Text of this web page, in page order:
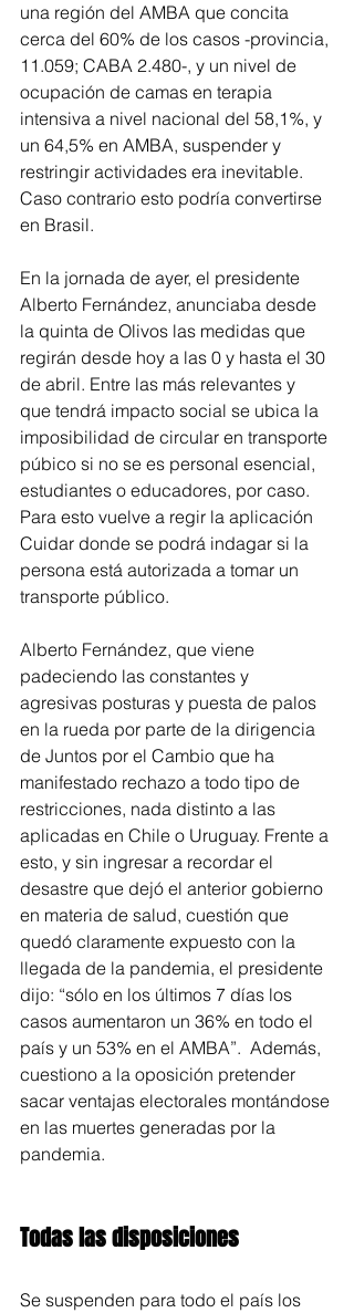
una región del AMBA que concita
cerca del 60% de los casos -provincia,
11.059; CABA 2.480-, y un nivel de
ocupación de camas en terapia
intensiva a nivel nacional del 58,1%, y
un 64,5% en AMBA, suspender y
restringir actividades era inevitable.
Caso contrario esto podría convertirse
en Brasil.
En la jornada de ayer, el presidente
Alberto Fernández, anunciaba desde
la quinta de Olivos las medidas que
regirán desde hoy a las 0 y hasta el 30
de abril. Entre las más relevantes y
que tendrá impacto social se ubica la
imposibilidad de circular en transporte
púbico si no se es personal esencial,
estudiantes o educadores, por caso.
Para esto vuelve a regir la aplicación
Cuidar donde se podrá indagar si la
persona está autorizada a tomar un
transporte público.
Alberto Fernández, que viene
padeciendo las constantes y
agresivas posturas y puesta de palos
en la rueda por parte de la dirigencia
de Juntos por el Cambio que ha
manifestado rechazo a todo tipo de
restricciones, nada distinto a las
aplicadas en Chile o Uruguay. Frente a
esto, y sin ingresar a recordar el
desastre que dejó el anterior gobierno
en materia de salud, cuestión que
quedó claramente expuesto con la
llegada de la pandemia, el presidente
dijo: “sólo en los últimos 7 días los
casos aumentaron un 36% en todo el
país y un 53% en el AMBA”.  Además,
cuestiono a la oposición pretender
sacar ventajas electorales montándose
en las muertes generadas por la
pandemia.
Todas las disposiciones
Se suspenden para todo el país los